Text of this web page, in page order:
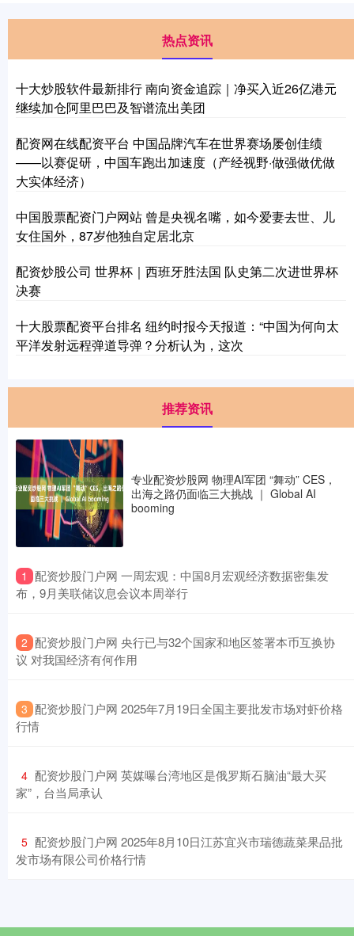
热点资讯
十大炒股软件最新排行 南向资金追踪｜净买入近26亿港元
继续加仓阿里巴巴及智谱流出美团
配资网在线配资平台 中国品牌汽车在世界赛场屡创佳绩
——以赛促研，中国车跑出加速度（产经视野·做强做优做
大实体经济）
中国股票配资门户网站 曾是央视名嘴，如今爱妻去世、儿
女住国外，87岁他独自定居北京
配资炒股公司 世界杯｜西班牙胜法国 队史第二次进世界杯
决赛
十大股票配资平台排名 纽约时报今天报道：“中国为何向太
平洋发射远程弹道导弹？分析认为，这次
推荐资讯
专业配资炒股网 物理AI军团 “舞动” CES，
出海之路仍面临三大挑战 ｜ Global AI
booming
1 ​配资炒股门户网 一周宏观：中国8月宏观经济数据密集发
布，9月美联储议息会议本周举行
2 ​配资炒股门户网 央行已与32个国家和地区签署本币互换协
议 对我国经济有何作用
3 ​配资炒股门户网 2025年7月19日全国主要批发市场对虾价格
行情
4 ​配资炒股门户网 英媒曝台湾地区是俄罗斯石脑油“最大买
家”，台当局承认
5 ​配资炒股门户网 2025年8月10日江苏宜兴市瑞德蔬菜果品批
发市场有限公司价格行情